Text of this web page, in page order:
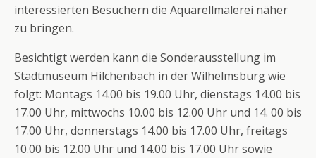
interessierten Besuchern die Aquarellmalerei näher
zu bringen.
Besichtigt werden kann die Sonderausstellung im
Stadtmuseum Hilchenbach in der Wilhelmsburg wie
folgt: Montags 14.00 bis 19.00 Uhr, dienstags 14.00 bis
17.00 Uhr, mittwochs 10.00 bis 12.00 Uhr und 14. 00 bis
17.00 Uhr, donnerstags 14.00 bis 17.00 Uhr, freitags
10.00 bis 12.00 Uhr und 14.00 bis 17.00 Uhr sowie